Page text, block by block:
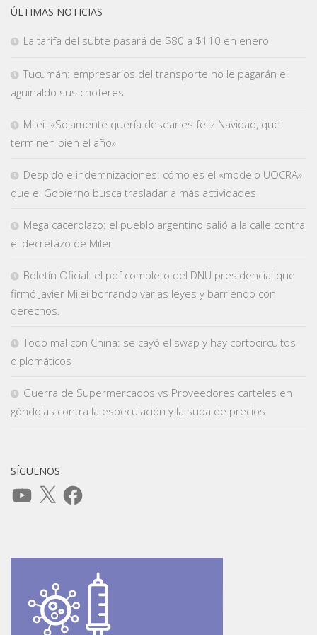
ÚLTIMAS NOTICIAS
La tarifa del subte pasará de $80 a $110 en enero
Tucumán: empresarios del transporte no le pagarán el
aguinaldo sus choferes
Milei: «Solamente quería desearles feliz Navidad, que
terminen bien el año»
Despido e indemnizaciones: cómo es el «modelo UOCRA»
que el Gobierno busca trasladar a más actividades
Mega cacerolazo: el pueblo argentino salió a la calle contra
el decretazo de Milei
Boletín Oficial: el pdf completo del DNU presidencial que
firmó Javier Milei borrando varias leyes y barriendo con
derechos.
Todo mal con China: se cayó el swap y hay cortocircuitos
diplomáticos
Guerra de Supermercados vs Proveedores carteles en
góndolas contra la especulación y la suba de precios
SÍGUENOS
YouTube
X Facebook